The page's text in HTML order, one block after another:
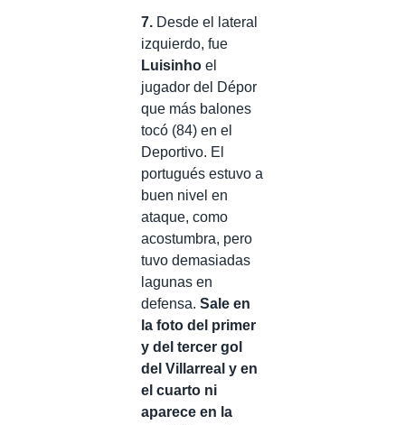
7. Desde el lateral
izquierdo, fue
Luisinho el
jugador del Dépor
que más balones
tocó (84) en el
Deportivo. El
portugués estuvo a
buen nivel en
ataque, como
acostumbra, pero
tuvo demasiadas
lagunas en
defensa. Sale en
la foto del primer
y del tercer gol
del Villarreal y en
el cuarto ni
aparece en la